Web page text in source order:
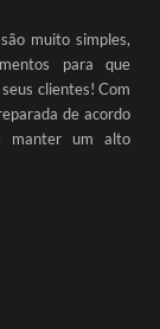
muito simples,
para que
clientes! Com
de acordo
manter um alto